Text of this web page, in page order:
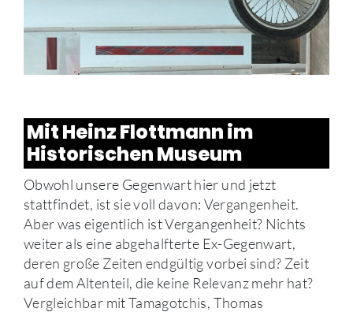
Mit Heinz Flottmann im
Historischen Museum
Obwohl unsere Gegenwart hier und jetzt
stattfindet, ist sie voll davon: Vergangenheit.
Aber was eigentlich ist Vergangenheit? Nichts
weiter als eine abgehalfterte Ex-Gegenwart,
deren große Zeiten endgültig vorbei sind? Zeit
auf dem Altenteil, die keine Relevanz mehr hat?
Vergleichbar mit Tamagotchis, Thomas